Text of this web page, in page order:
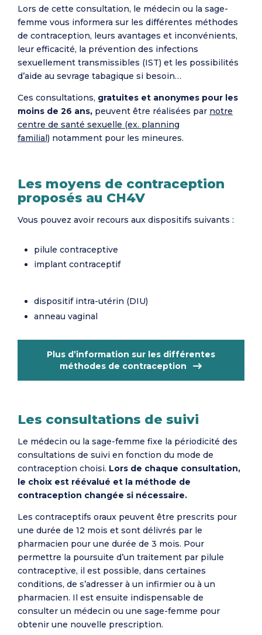
Lors de cette consultation, le médecin ou la sage-
femme vous informera sur les différentes méthodes
de contraception, leurs avantages et inconvénients,
leur efficacité, la prévention des infections
sexuellement transmissibles (IST) et les possibilités
d’aide au sevrage tabagique si besoin…
Ces consultations, gratuites et anonymes pour les
moins de 26 ans, peuvent être réalisées par notre
centre de santé sexuelle (ex. planning
familial) notamment pour les mineures.
Les moyens de contraception
proposés au CH4V
Vous pouvez avoir recours aux dispositifs suivants :
pilule contraceptive
implant contraceptif
dispositif intra-utérin (DIU)
anneau vaginal
Plus d’information sur les différentes
méthodes de contraception
Les consultations de suivi
Le médecin ou la sage-femme fixe la périodicité des
consultations de suivi en fonction du mode de
contraception choisi. Lors de chaque consultation,
le choix est réévalué et la méthode de
contraception changée si nécessaire.
Les contraceptifs oraux peuvent être prescrits pour
une durée de 12 mois et sont délivrés par le
pharmacien pour une durée de 3 mois. Pour
permettre la poursuite d’un traitement par pilule
contraceptive, il est possible, dans certaines
conditions, de s’adresser à un infirmier ou à un
pharmacien. Il est ensuite indispensable de
consulter un médecin ou une sage-femme pour
obtenir une nouvelle prescription.